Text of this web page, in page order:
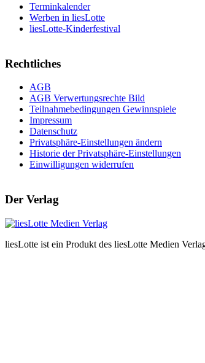
Terminkalender
Werben in liesLotte
liesLotte-Kinderfestival
Rechtliches
AGB
AGB Verwertungsrechte Bild
Teilnahmebedingungen Gewinnspiele
Impressum
Datenschutz
Privatsphäre-Einstellungen ändern
Historie der Privatsphäre-Einstellungen
Einwilligungen widerrufen
Der Verlag
liesLotte ist ein Produkt des liesLotte Medien